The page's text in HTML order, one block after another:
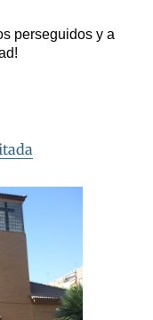
perseguidos y a